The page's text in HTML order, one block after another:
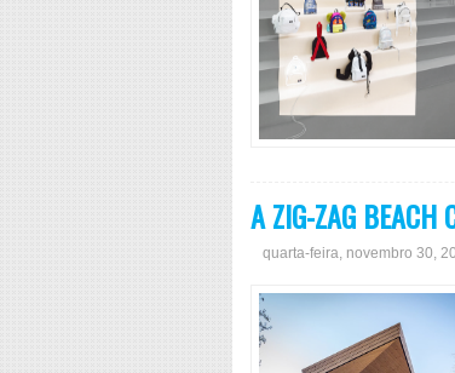
A ZIG-ZAG BEACH
quarta-feira, novembro 30,